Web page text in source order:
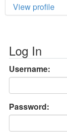
View profile
Log In
Username:
Password: